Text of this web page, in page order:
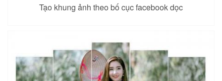
Tạo khung ảnh theo bố cục facebook dọc